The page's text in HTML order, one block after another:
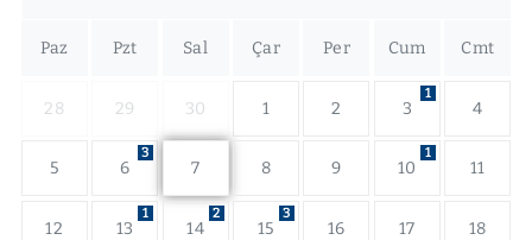
Paz Pzt Sal Çar Per Cum Cmt
28 29 30 1 2 3
1
4
5 6
3
7 8 9 10
1
11
12 13
1
14
2
15
3
16 17 18